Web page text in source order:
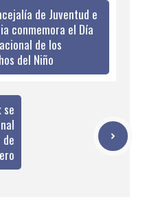
de Juventud e
conmemora el Día
de los
del Niño
se